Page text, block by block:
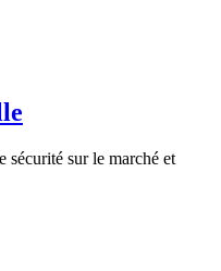
sécurité sur le marché et